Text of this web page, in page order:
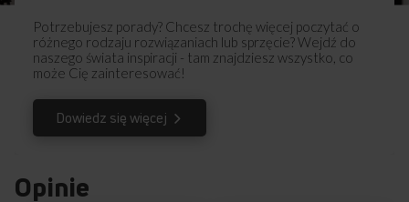
Przedstawione grafiki urządzenia są wizualizacją i mogą różnić
się od oryginału.
Potrzebujesz porady? Chcesz trochę więcej poczytać o
różnego rodzaju rozwiązaniach lub sprzęcie? Wejdź do
naszego świata inspiracji - tam znajdziesz wszystko, co
może Cię zainteresować!
Dowiedz się więcej
Opinie